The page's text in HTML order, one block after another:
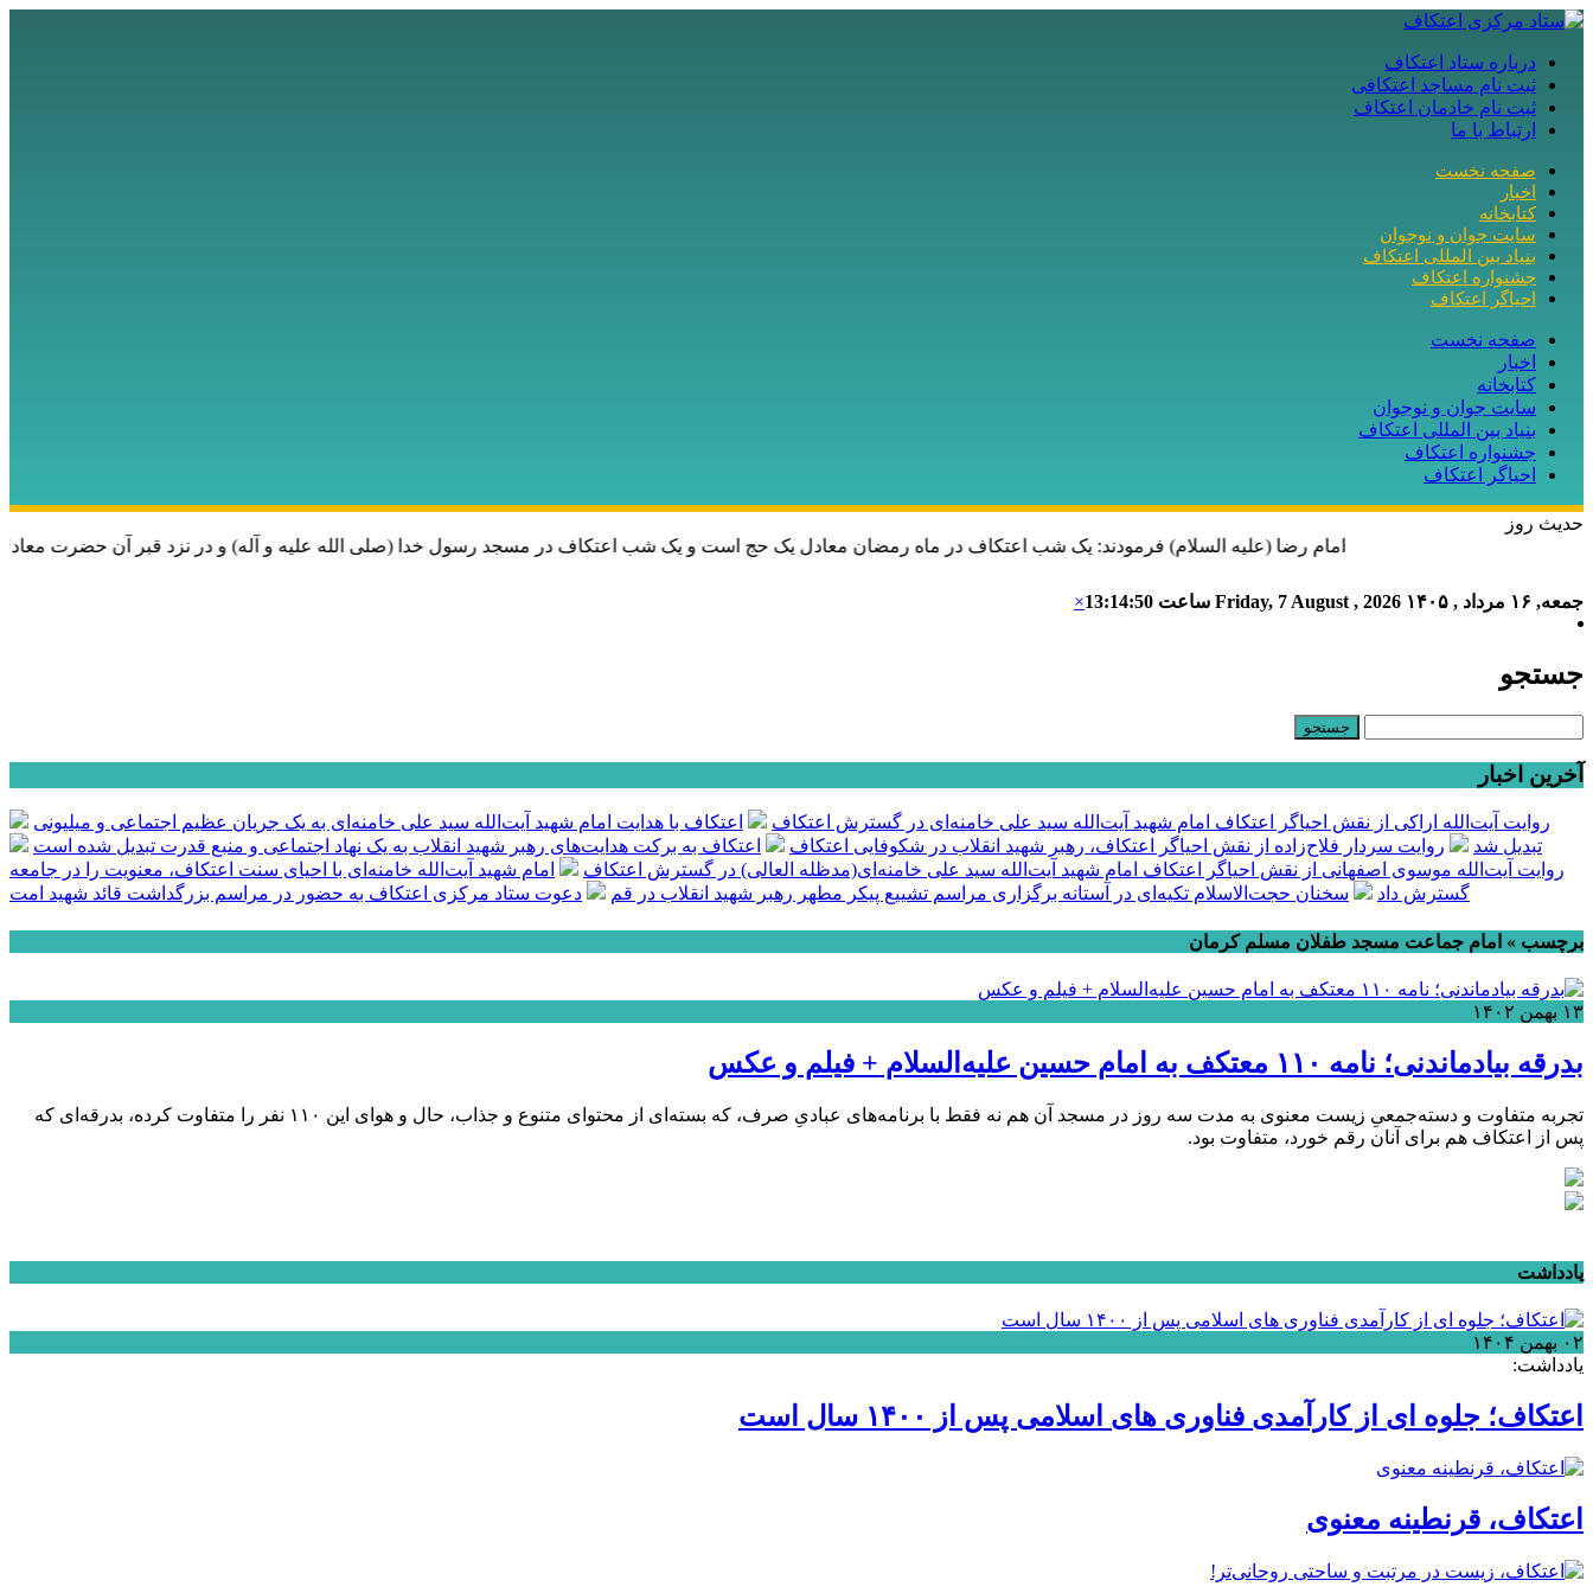
درباره ستاد اعتکاف
ثبت نام مساجد اعتکافی
ثبت نام خادمان اعتکاف
ارتباط با ما
صفحه نخست
اخبار
کتابخانه
سایت جوان و نوجوان
بنیاد بین المللی اعتکاف
جشنواره اعتکاف
احیاگر اعتکاف
صفحه نخست
اخبار
کتابخانه
سایت جوان و نوجوان
بنیاد بین المللی اعتکاف
جشنواره اعتکاف
احیاگر اعتکاف
حدیث روز
امام رضا (علیه السلام) فرمودند: یک شب اعتکاف در ماه رمضان معادل یک حج است و یک شب اعتکاف در مسجد رسول خدا (صلی الله علیه و آله) و در نزد قبر آن حضرت
جمعه, ۱۶ مرداد , ۱۴۰۵ Friday, 7 August , 2026 ساعت 13:14:51
×
جستجو
آخرین اخبار
روایت آیت‌الله اراکی از نقش احیاگر اعتکاف امام شهید آیت‌الله سید علی خامنه‌ای در گسترش اعتکاف
اعتکاف با هدایت امام شهید آیت‌الله سید علی خامنه‌ای به یک جریان عظیم اجتماعی و میلیونی
تبدیل شد
روایت سردار فلاح‌زاده از نقش احیاگر اعتکاف، رهبر شهید انقلاب در شکوفایی اعتکاف
اعتکاف به برکت هدایت‌های رهبر شهید انقلاب به یک نهاد اجتماعی و منبع قدرت تبدیل شده است
روایت آیت‌الله موسوی اصفهانی از نقش احیاگر اعتکاف امام شهید آیت‌الله سید علی خامنه‌ای(مدظله العالی) در گسترش اعتکاف
امام شهید آیت‌الله خامنه‌ای با احیای سنت اعتکاف، معنویت را در جامعه
گسترش داد
سخنان حجت‌الاسلام تکیه‌ای در آستانه برگزاری مراسم تشییع پیکر مطهر رهبر شهید انقلاب در قم دعوت ستاد مرکزی اعتکاف به حضور در مراسم بزرگداشت قائد شهید امت
برچسب » امام جماعت مسجد طفلان مسلم کرمان
۱۳ بهمن ۱۴۰۲
بدرقه‌ بیادماندنی؛ نامه ۱۱۰ معتکف به امام حسین علیه‌السلام + فیلم و عکس
تجربه متفاوت و دسته‌جمعیِ زیست معنوی به مدت سه روز در مسجد آن هم نه فقط با برنامه‌های عبادیِ صرف، که بسته‌ای از محتوای متنوع و جذاب، حال و هوای این ۱۱۰ نفر را متفاوت کرده، بدرقه‌ای که
پس از اعتکاف هم برای آنان رقم خورد، متفاوت بود.
یادداشت
۰۲ بهمن ۱۴۰۴
یادداشت:
اعتکاف؛ جلوه ای از کارآمدی فناوری های اسلامی پس از ۱۴۰۰ سال است
اعتکاف، قرنطینه معنوی